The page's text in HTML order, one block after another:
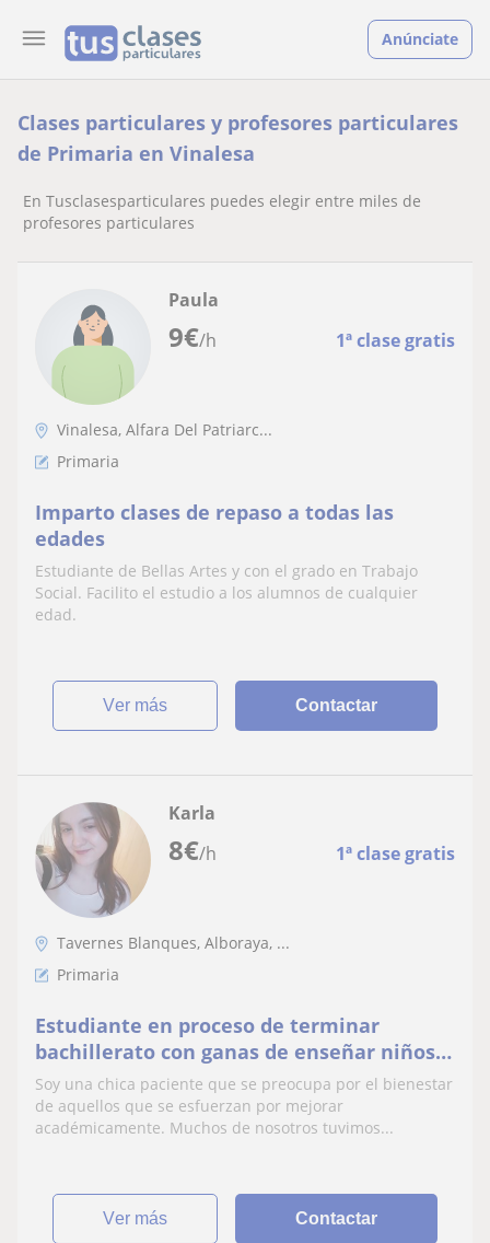
Anúnciate
Clases particulares y profesores particulares
de Primaria en Vinalesa
En Tusclasesparticulares puedes elegir entre miles de
profesores particulares
9€/h 1ª clase gratis
Paula
Vinalesa, Alfara Del Patriarc...
Primaria
Imparto clases de repaso a todas las
edades
Estudiante de Bellas Artes y con el grado en Trabajo
Social. Facilito el estudio a los alumnos de cualquier
edad.
ver más Contactar
8€/h 1ª clase gratis
Karla
Tavernes Blanques, Alboraya, ...
Primaria
Estudiante en proceso de terminar
bachillerato con ganas de enseñar niños y
adolescentes en etapa de Primaria y ESO
Soy una chica paciente que se preocupa por el bienestar
de aquellos que se esfuerzan por mejorar
académicamente. Muchos de nosotros tuvimos...
ver más Contactar